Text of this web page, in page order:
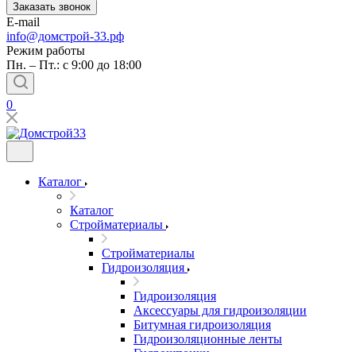
Заказать звонок
E-mail
info@домстрой-33.рф
Режим работы
Пн. – Пт.: с 9:00 до 18:00
0
Каталог
Каталог
Стройматериалы
Стройматериалы
Гидроизоляция
Гидроизоляция
Аксессуары для гидроизоляции
Битумная гидроизоляция
Гидроизоляционные ленты